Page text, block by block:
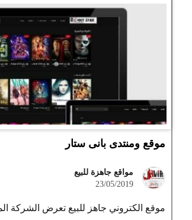
موقع ومنتدى بانى ستار
مواقع جاهزة للبيع
23/05/2019
موقع الكتروني جاهز للبيع تعرض الشركة